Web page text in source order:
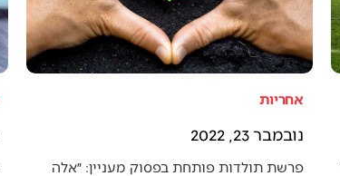
אחריות
נובמבר 23, 2022
פרשת תולדות פותחת בפסוק מעניין: ״אלה